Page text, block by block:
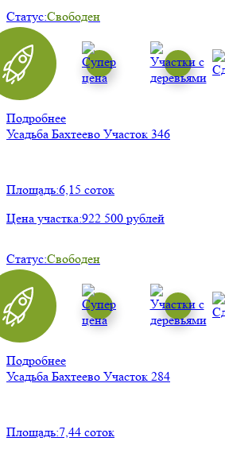
Статус:Свободен
Подробнее
Усадьба Бахтеево Участок 346
Площадь:6,15 соток
Цена участка:922 500 рублей
Статус:Свободен
Подробнее
Усадьба Бахтеево Участок 284
Площадь:7,44 соток